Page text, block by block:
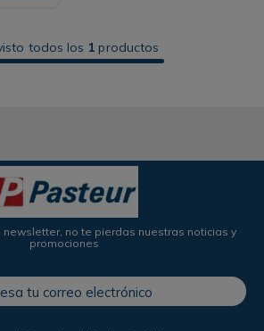
todos los 1 productos
newsletter, no te pierdas nuestras noticias y
promociones